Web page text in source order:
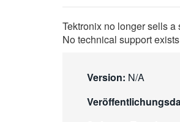
Tektronix no longer sells
No technical support
Version: N/A